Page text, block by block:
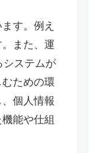
す。例え
また、運
システムが
ための環
個人情報
能や仕組